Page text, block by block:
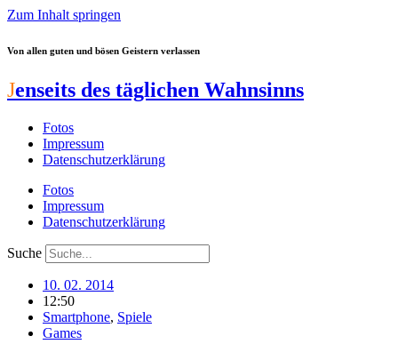
Zum Inhalt springen
Von allen guten und bösen Geistern verlassen
Jenseits des täglichen Wahnsinns
Fotos
Impressum
Datenschutzerklärung
Fotos
Impressum
Datenschutzerklärung
Suche
10. 02. 2014
12:50
Smartphone, Spiele
Games